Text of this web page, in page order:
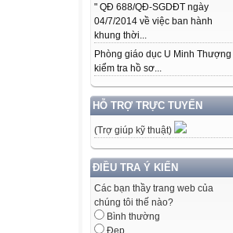
" QĐ 688/QĐ-SGDĐT ngày
04/7/2014 về việc ban hành
khung thời...
Phòng giáo dục U Minh Thượng
kiểm tra hồ sơ...
HỖ TRỢ TRỰC TUYẾN
(Trợ giúp kỹ thuật)
ĐIỀU TRA Ý KIẾN
Các bạn thầy trang web của
chúng tôi thế nào?
Bình thường
Đẹp